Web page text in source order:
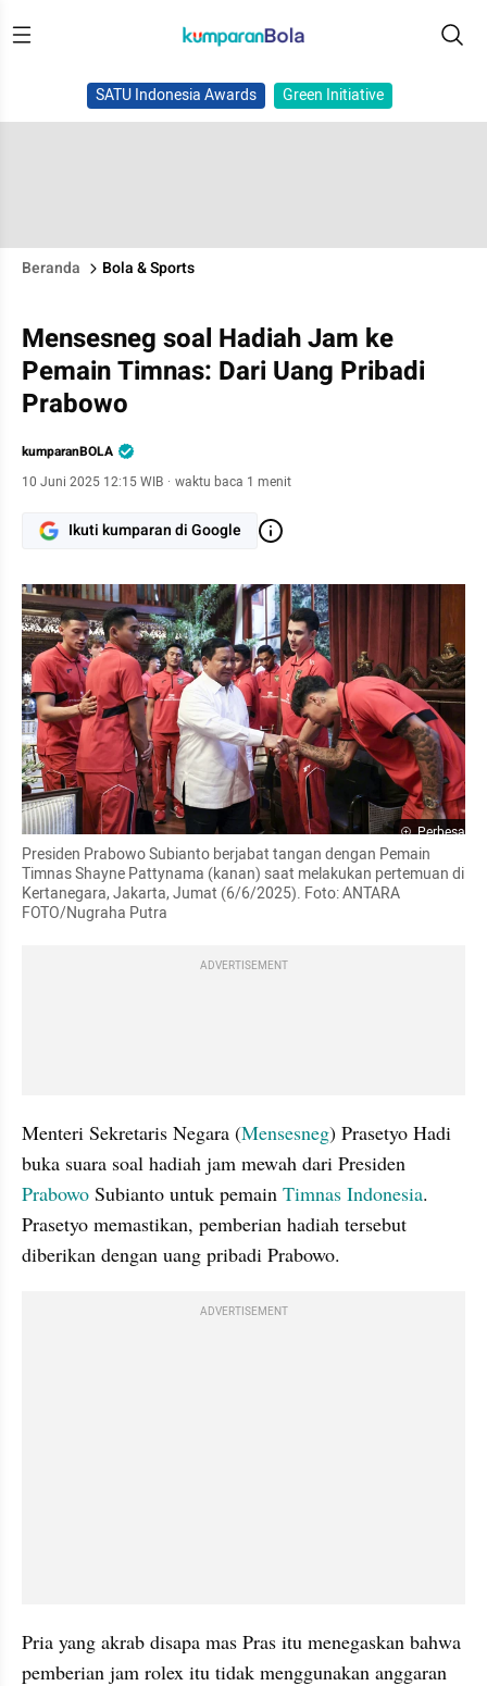
SATU Indonesia Awards Green Initiative
Beranda Bola & Sports
Mensesneg soal Hadiah Jam ke
Pemain Timnas: Dari Uang Pribadi
Prabowo
kumparanBOLA
10 Juni 2025 12:15 WIB · waktu baca 1 menit
Ikuti kumparan di Google
Perbesar
Presiden Prabowo Subianto berjabat tangan dengan Pemain
Timnas Shayne Pattynama (kanan) saat melakukan pertemuan di
Kertanegara, Jakarta, Jumat (6/6/2025). Foto: ANTARA
FOTO/Nugraha Putra
ADVERTISEMENT
Menteri Sekretaris Negara (Mensesneg) Prasetyo Hadi
Prabowo Subianto untuk pemain Timnas Indonesia.
Prasetyo memastikan, pemberian hadiah tersebut
diberikan dengan uang pribadi Prabowo.
ADVERTISEMENT
Pria yang akrab disapa mas Pras itu menegaskan bahwa
pemberian jam rolex itu tidak menggunakan anggaran